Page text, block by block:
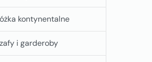
kontynentalne
i garderoby